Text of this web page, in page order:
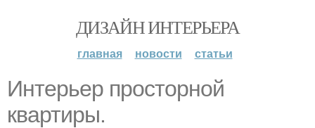
ДИЗАЙН ИНТЕРЬЕРА
главная новости статьи
Интерьер просторной
квартиры.